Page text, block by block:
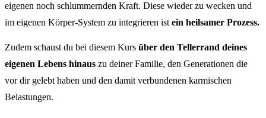
eigenen noch schlummernden Kraft. Diese wieder zu wecken und
im eigenen Körper-System zu integrieren ist ein heilsamer Prozess.
Zudem schaust du bei diesem Kurs über den Tellerrand deines
eigenen Lebens hinaus zu deiner Familie, den Generationen die
vor dir gelebt haben und den damit verbundenen karmischen
Belastungen.